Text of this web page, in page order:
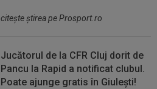
citeşte ştirea pe Prosport.ro
Jucătorul de la CFR Cluj dorit de
Pancu la Rapid a notificat clubul.
Poate ajunge gratis în Giulești!